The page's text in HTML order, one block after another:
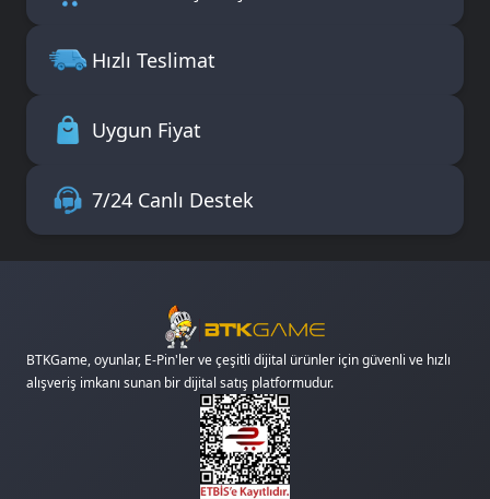
Hızlı Teslimat
Uygun Fiyat
7/24 Canlı Destek
BTKGame, oyunlar, E-Pin'ler ve çeşitli dijital ürünler için güvenli ve hızlı
alışveriş imkanı sunan bir dijital satış platformudur.